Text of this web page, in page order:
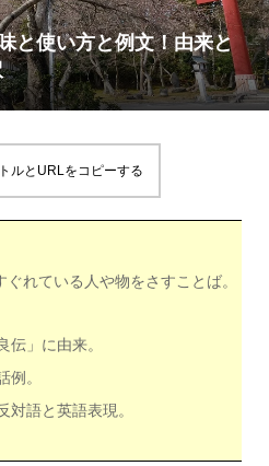
と使い方と例文！由来と
ルとURLをコピーする
れている人や物をさすことば。
」に由来。
。
語と英語表現。